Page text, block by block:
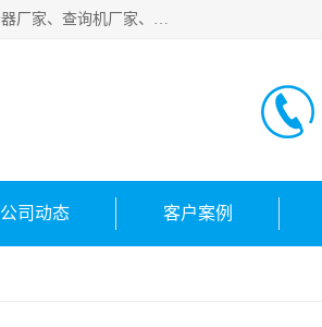
深圳市国峰智能电子科技有限公司业务涵盖范围：排队叫号机厂家、触摸一体机厂家、广告机厂家、评价器厂家、查询机厂家、自助终端机厂家；公司是一家集研发、生产、销售为一体的国民企业，设备制造商和解决方案提供商，广泛应用于银行、医院、、电力、电信、、交通、民航、保险等行业，为不同行业量身定制软硬件为一体的解决方案。
公司动态 客户案例